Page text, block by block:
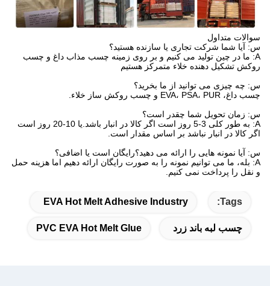
سوالات متداول
س: آیا شما شرکت تجاری یا سازنده هستید؟
A: ما در چین تولید می کنیم و بر روی زمینه چسب مذاب داغ و چسب
روکش تشکیل دهنده خلاء متمرکز هستیم
س: چه چیزی می توانید از ما بخرید؟
چسب داغ، EVA، PSA، PUR و چسب روکش ساز خلاء.
س: زمان تحویل شما چقدر است؟
A: به طور کلی 3-5 روز است اگر کالا در انبار باشد.یا 10-20 روز است
اگر کالا در انبار نباشد بر اساس مقدار است.
س: آیا نمونه هایی را ارائه می دهید؟رایگان است یا اضافی؟
A: بله، ما می توانیم نمونه را به صورت رایگان ارائه دهیم اما هزینه حمل
و نقل را پرداخت نمی کنیم.
Tags:
EVA Hot Melt Adhesive Industry
چسب لبه باند زرد PVC EVA Hot Melt Glue